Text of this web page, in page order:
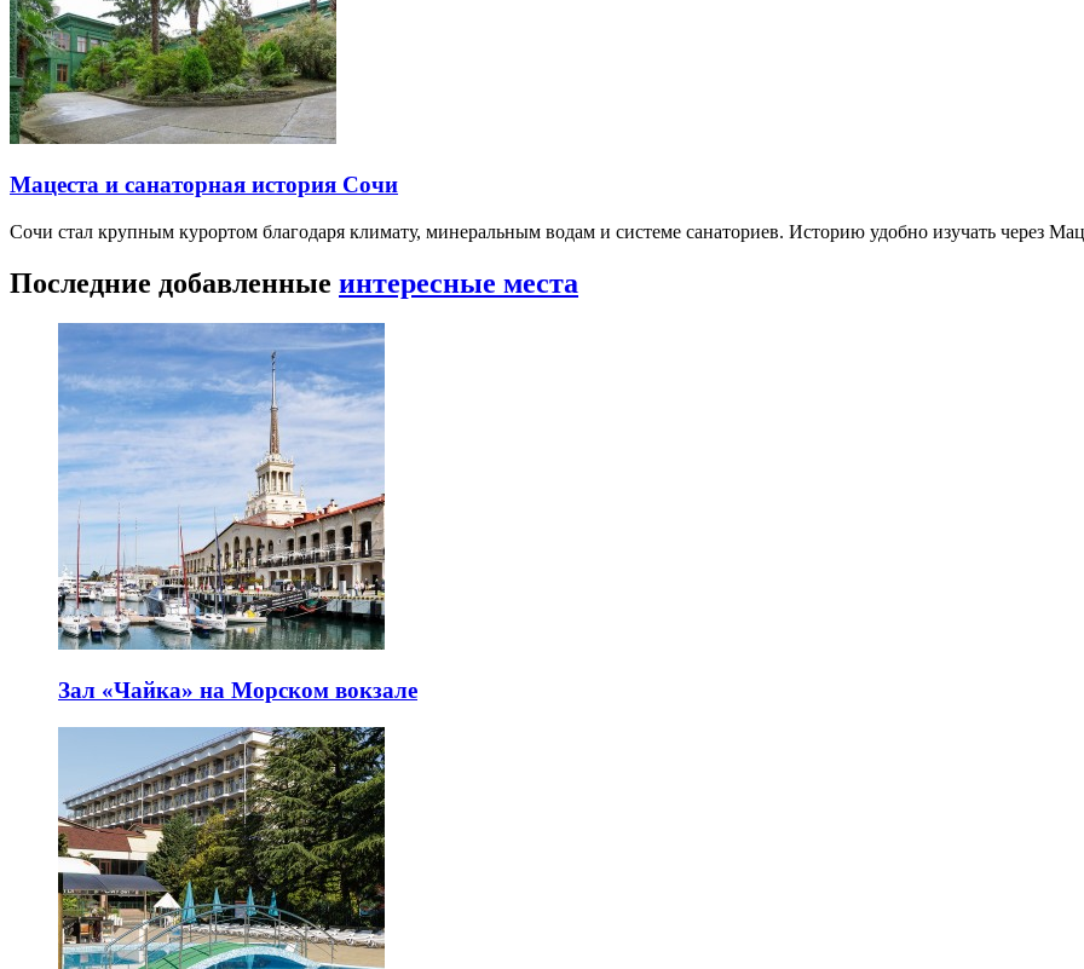
Мацеста и санаторная история Сочи
Сочи стал крупным курортом благодаря климату, минеральным водам и системе санаториев. Историю удобно изучать через
Последние добавленные интересные места
Зал «Чайка» на Морском вокзале